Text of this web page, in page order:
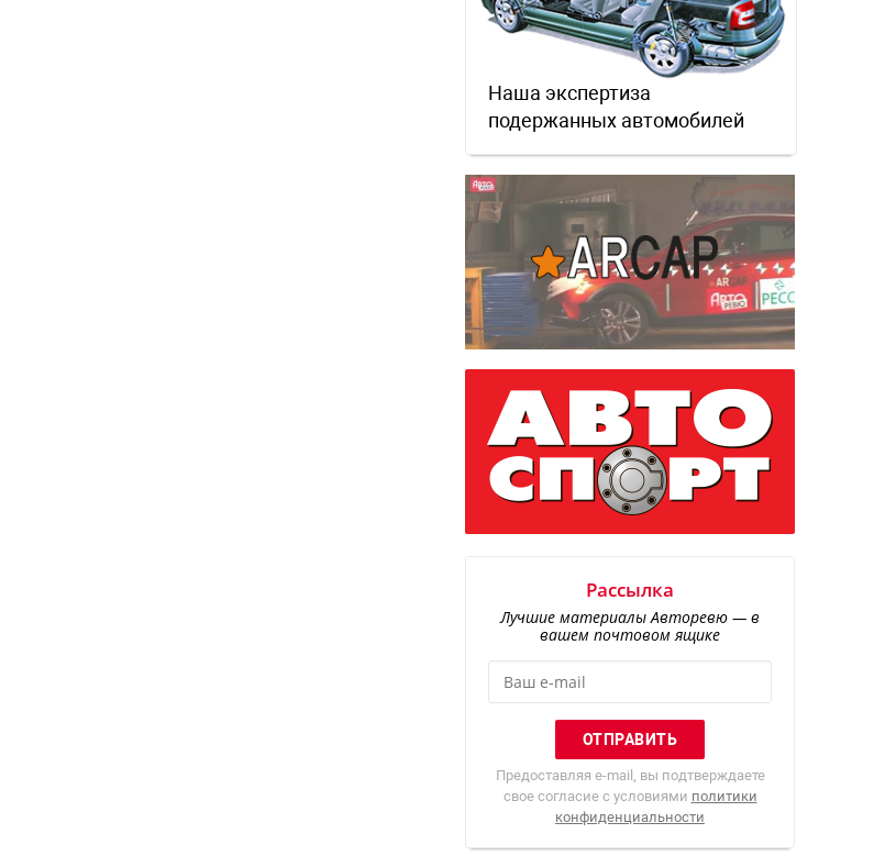
Наша экспертиза
подержанных автомобилей
Рассылка
Лучшие материалы Авторевю — в
вашем почтовом ящике
Предоставляя e-mail, вы подтверждаете
свое согласие с условиями политики
конфиденциальности